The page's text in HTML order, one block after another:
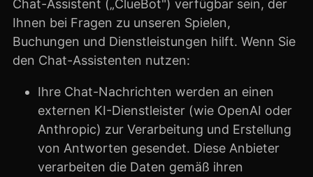
Chat-Assistent („ClueBot") verfügbar sein, der
Ihnen bei Fragen zu unseren Spielen,
Buchungen und Dienstleistungen hilft. Wenn Sie
den Chat-Assistenten nutzen:
Ihre Chat-Nachrichten werden an einen
externen KI-Dienstleister (wie OpenAI oder
Anthropic) zur Verarbeitung und Erstellung
von Antworten gesendet. Diese Anbieter
verarbeiten die Daten gemäß ihren